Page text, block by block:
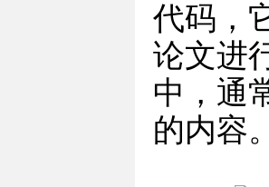
代码，
论文进
中，通
的内容